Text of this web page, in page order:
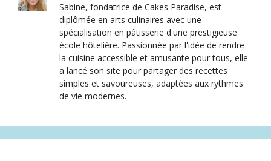
Sabine, fondatrice de Cakes Paradise, est
diplômée en arts culinaires avec une
spécialisation en pâtisserie d'une prestigieuse
école hôtelière. Passionnée par l'idée de rendre
la cuisine accessible et amusante pour tous, elle
a lancé son site pour partager des recettes
simples et savoureuses, adaptées aux rythmes
de vie modernes.